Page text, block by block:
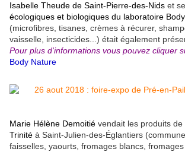
Isabelle Theude de Saint-Pierre-des-Nids et
écologiques et biologiques du laboratoire
(microfibres, tisanes, crèmes à récurer,
vaisselle, insecticides...) était également
Pour plus d'informations vous pouvez cliquer
Body Nature
Marie Hélène Demoitié vendait les produits de
Trinité à Saint-Julien-des-Églantiers
faisselles, yaourts, fromages blancs,